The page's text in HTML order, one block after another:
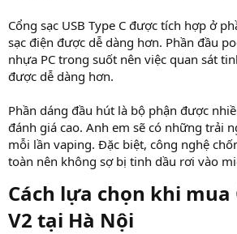
Cổng sạc USB Type C được tích hợp ở
sạc điện được dễ dàng hơn. Phần đầu
nhựa PC trong suốt nên việc quan sát
được dễ dàng hơn.
Phần dáng đầu hút là bộ phận được
đánh giá cao. Anh em sẽ có những trải
mỗi lần vaping. Đặc biệt, công nghệ
toàn nên không sợ bị tinh dầu rơi vào
Cách lựa chọn khi mua
V2 tại Hà Nội​